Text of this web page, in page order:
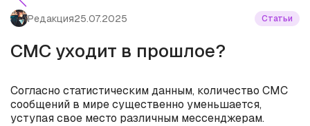
Редакция25.07.2025 Статьи
СМС уходит в прошлое?
Согласно статистическим данным, количество СМС
сообщений в мире существенно уменьшается,
уступая свое место различным мессенджерам.